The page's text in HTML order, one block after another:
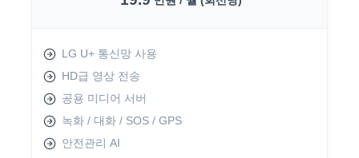
LG U+ 통신망 사용
HD급 영상 전송
공용 미디어 서버
녹화 / 대화 / SOS / GPS
안전관리 AI